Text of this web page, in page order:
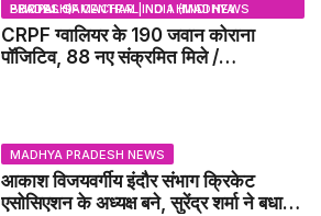
BHOPAL SAMACHAR | NO 1 HINDI NEWS PORTAL OF CENTRAL INDIA (MADHYA PRADESH)
CRPF ग्वालियर के 190 जवान कोराना
पॉजिटिव, 88 नए संक्रमित मिले /
MADHYA PRADESH NEWS
आकाश विजयवर्गीय इंदौर संभाग क्रिकेट
एसोसिएशन के अध्यक्ष बने, सुरेंद्र शर्मा ने बधाई